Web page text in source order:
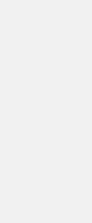
логика:
и
Османской
по отношению
а в
и
допуская
со счетов